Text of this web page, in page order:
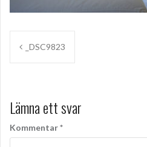
Inläggsnavigering
_DSC9823
Lämna ett svar
Kommentar*